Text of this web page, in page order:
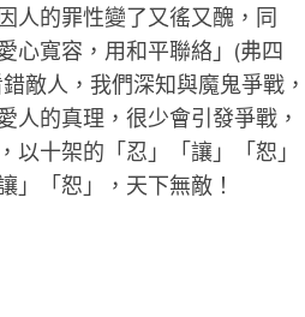
人的罪性變了又徭又醜，同
心寬容，用和平聯絡」(弗四
敵人，我們深知與魔鬼爭戰，
人的真理，很少會引發爭戰，
十架的「忍」「讓」「恕」
」「恕」，天下無敵！